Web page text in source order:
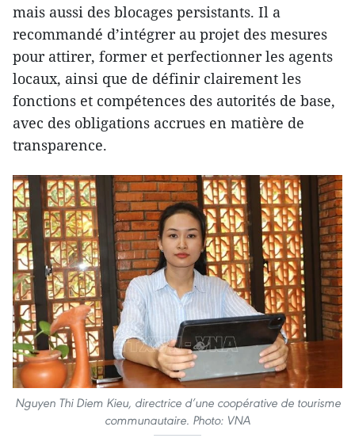
mais aussi des blocages persistants. Il a
recommandé d’intégrer au projet des mesures
pour attirer, former et perfectionner les agents
locaux, ainsi que de définir clairement les
fonctions et compétences des autorités de base,
avec des obligations accrues en matière de
transparence.
Nguyen Thi Diem Kieu, directrice d’une coopérative de tourisme
communautaire. Photo: VNA